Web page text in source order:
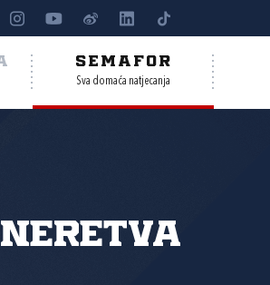
SEMAFOR
Sva domaća natjecanja
Neretva